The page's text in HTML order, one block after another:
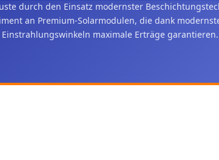
durch den Einsatz modernster
an Premium-Solarmodulen, die dank
maximale Erträge garantieren.